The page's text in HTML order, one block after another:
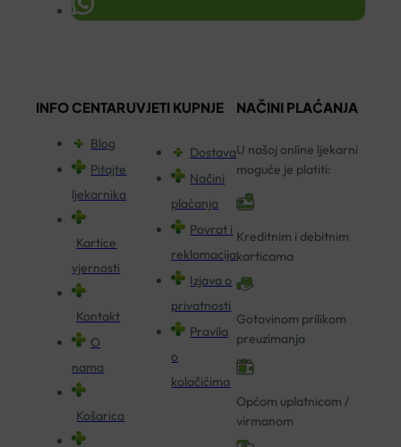
INFO CENTAR
Blog
Pitajte
ljekarnika
Kartice
vjernosti
Kontakt
O
nama
Košarica
UVJETI KUPNJE
Dostava
Načini
plaćanja
Povrat i
reklamacija
Izjava o
privatnosti
Pravila
o
kolačićima
NAČINI PLAĆANJA
U našoj online ljekarni
moguće je platiti:
Kreditnim i debitnim
karticama
Gotovinom prilikom
preuzimanja
Općom uplatnicom /
virmanom